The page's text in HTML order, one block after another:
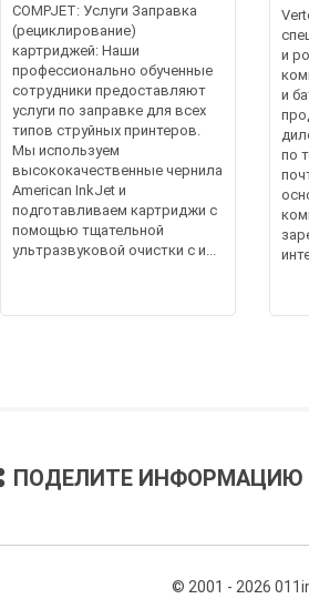
COMPJET: Услуги Заправка
(рециклирование)
картриджей: Наши
профессионально обученные
сотрудники предоставляют
услуги по заправке для всех
типов струйных принтеров.
Мы используем
высококачественные чернила
American InkJet и
подготавливаем картриджи с
помощью тщательной
ультразвуковой очистки с и...
и
и
по
ПОДЕЛИТЕ ИНФОРМАЦИЮ
© 2001 - 2026